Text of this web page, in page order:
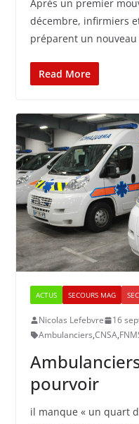
Après un premier
décembre, infirmiers
préparent un
Read More
ACTUS SECOURS MAG
Nicolas Lefebvre 16
Ambulanciers,CNSA,
pourvoir
il manque « un quart